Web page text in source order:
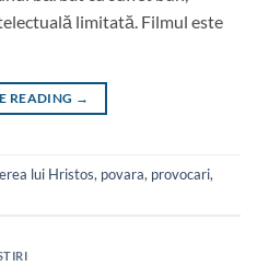
limitată. Filmul este
READING →
lui Hristos, povara, provocari,